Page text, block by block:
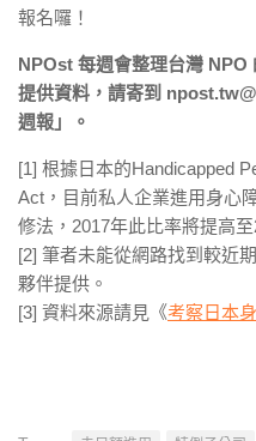
報名囉！
NPOst 每週會整理台灣 NPO
提供資料，請寄到
週報」。
[1] 根據日本的Handicapped
Act，目前私人企業進用身心
修法，2017年此比率將提高至
[2] 筆者未能從網路找到較近
夥伴提供。
[3] 資料來源請見《考察日本